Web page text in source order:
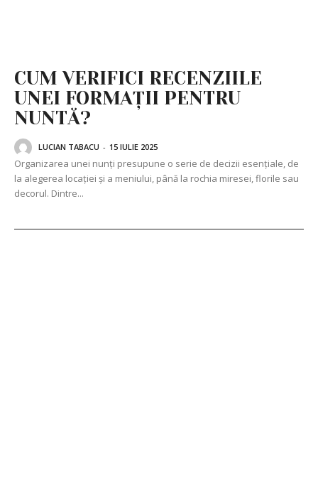
CUM VERIFICI RECENZIILE
UNEI FORMAȚII PENTRU
NUNTĂ?
LUCIAN TABACU - 15 IULIE 2025
Organizarea unei nunți presupune o serie de decizii esențiale, de
la alegerea locației și a meniului, până la rochia miresei, florile sau
decorul. Dintre...